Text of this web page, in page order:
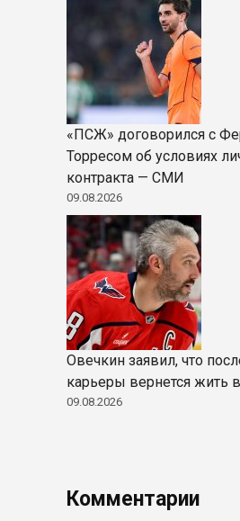
«ПСЖ» договорился с
Торресом об условиях
контракта — СМИ
09.08.2026
Овечкин заявил, что
карьеры вернется жить
09.08.2026
Комментарии